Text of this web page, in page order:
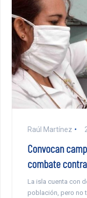
Raúl Martínez
Convocan
combate
La isla cuenta con
población, pero no